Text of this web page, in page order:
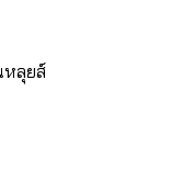
หลุยส์